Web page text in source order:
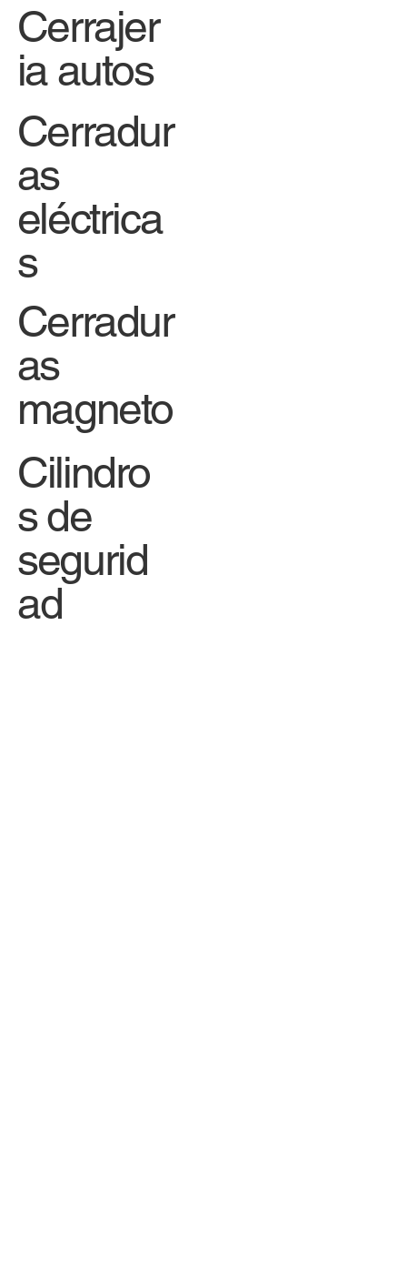
Cerrajer
ia autos
Cerradur
as
eléctrica
s
Cerradur
as
magneto
Cilindro
s de
segurid
ad